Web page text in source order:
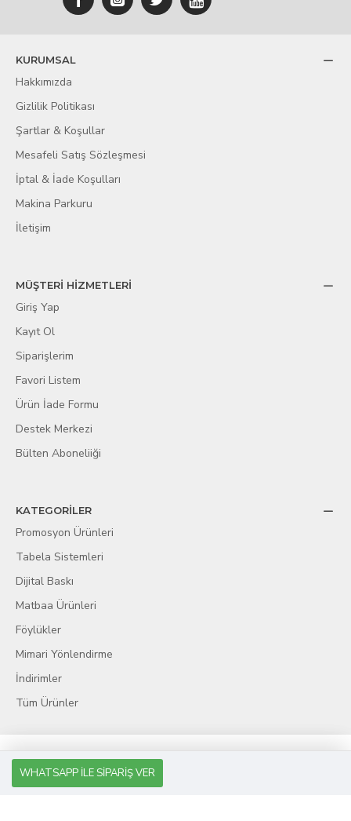
WHATSAPP İLE SIPARIŞ VER
KURUMSAL
Hakkımızda
Gizlilik Politikası
Şartlar & Koşullar
Mesafeli Satış Sözleşmesi
İptal & İade Koşulları
Makina Parkuru
İletişim
MÜŞTERİ HİZMETLERİ
Giriş Yap
Kayıt Ol
Siparişlerim
Favori Listem
Ürün İade Formu
Destek Merkezi
Bülten Aboneliiği
KATEGORİLER
Promosyon Ürünleri
Tabela Sistemleri
Dijital Baskı
Matbaa Ürünleri
Föylükler
Mimari Yönlendirme
İndirimler
Tüm Ürünler
KobiDirektE-ticaret